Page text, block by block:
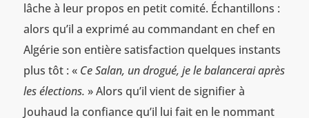
lâche à leur propos en petit comité. Échantillons :
alors qu’il a exprimé au commandant en chef en
Algérie son entière satisfaction quelques instants
plus tôt : « Ce Salan, un drogué, je le balancerai après
les élections. » Alors qu’il vient de signifier à
Jouhaud la confiance qu’il lui fait en le nommant